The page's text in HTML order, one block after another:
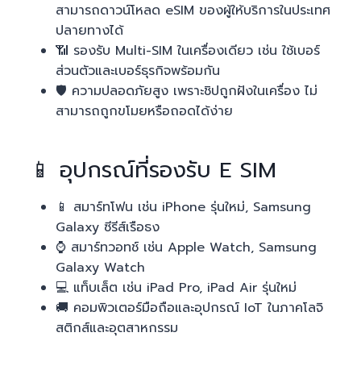
สามารถดาวน์โหลด eSIM ของผู้ให้บริการในประเทศ
ปลายทางได้
📶 รองรับ Multi-SIM ในเครื่องเดียว เช่น ใช้เบอร์
ส่วนตัวและเบอร์ธุรกิจพร้อมกัน
🛡️ ความปลอดภัยสูง เพราะชิปถูกฝังในเครื่อง ไม่
สามารถถูกขโมยหรือถอดได้ง่าย
📱 อุปกรณ์ที่รองรับ E SIM
📱 สมาร์ทโฟน เช่น iPhone รุ่นใหม่, Samsung
Galaxy ซีรีส์เรือธง
⌚ สมาร์ทวอทช์ เช่น Apple Watch, Samsung
Galaxy Watch
💻 แท็บเล็ต เช่น iPad Pro, iPad Air รุ่นใหม่
🚚 คอมพิวเตอร์มือถือและอุปกรณ์ IoT ในภาคโลจิ
สติกส์และอุตสาหกรรม